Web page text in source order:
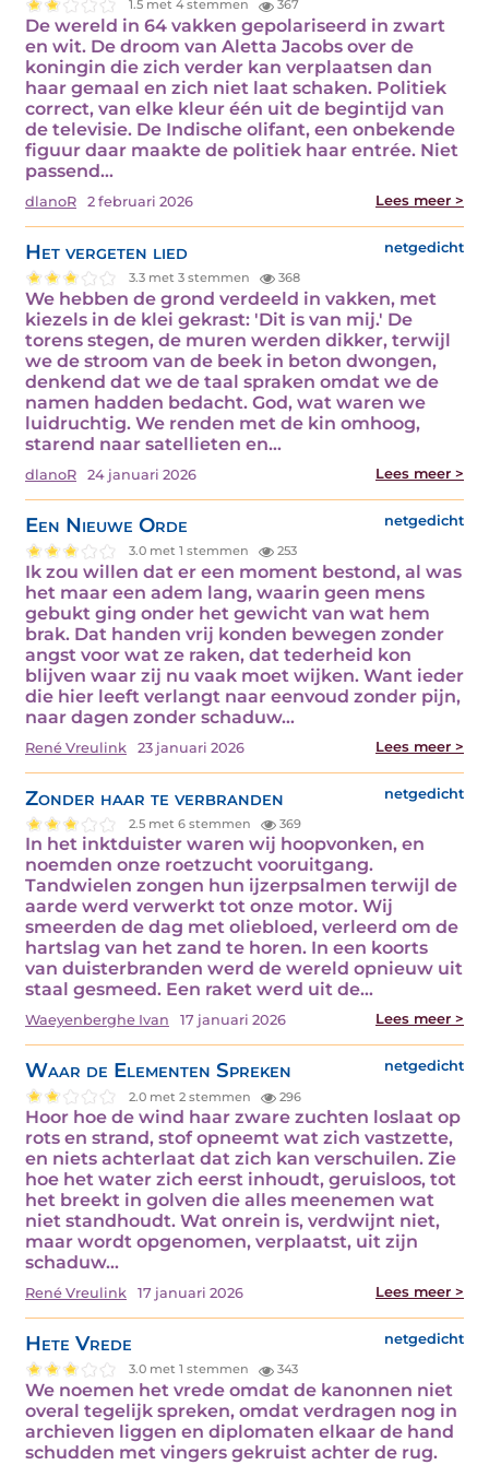
1.5 met 4 stemmen 367
De wereld in 64 vakken gepolariseerd in zwart
en wit. De droom van Aletta Jacobs over de
koningin die zich verder kan verplaatsen dan
haar gemaal en zich niet laat schaken. Politiek
correct, van elke kleur één uit de begintijd van
de televisie. De Indische olifant, een onbekende
figuur daar maakte de politiek haar entrée. Niet
passend…
dlanoR 2 februari 2026 Lees meer >
Het vergeten lied netgedicht
3.3 met 3 stemmen 368
We hebben de grond verdeeld in vakken, met
kiezels in de klei gekrast: 'Dit is van mij.' De
torens stegen, de muren werden dikker, terwijl
we de stroom van de beek in beton dwongen,
denkend dat we de taal spraken omdat we de
namen hadden bedacht. God, wat waren we
luidruchtig. We renden met de kin omhoog,
starend naar satellieten en…
dlanoR 24 januari 2026 Lees meer >
Een Nieuwe Orde netgedicht
3.0 met 1 stemmen 253
Ik zou willen dat er een moment bestond, al was
het maar een adem lang, waarin geen mens
gebukt ging onder het gewicht van wat hem
brak. Dat handen vrij konden bewegen zonder
angst voor wat ze raken, dat tederheid kon
blijven waar zij nu vaak moet wijken. Want ieder
die hier leeft verlangt naar eenvoud zonder pijn,
naar dagen zonder schaduw…
René Vreulink 23 januari 2026 Lees meer >
Zonder haar te verbranden netgedicht
2.5 met 6 stemmen 369
In het inktduister waren wij hoopvonken, en
noemden onze roetzucht vooruitgang.
Tandwielen zongen hun ijzerpsalmen terwijl de
aarde werd verwerkt tot onze motor. Wij
smeerden de dag met oliebloed, verleerd om de
hartslag van het zand te horen. In een koorts
van duisterbranden werd de wereld opnieuw uit
staal gesmeed. Een raket werd uit de…
Waeyenberghe Ivan 17 januari 2026 Lees meer >
Waar de Elementen Spreken netgedicht
2.0 met 2 stemmen 296
Hoor hoe de wind haar zware zuchten loslaat op
rots en strand, stof opneemt wat zich vastzette,
en niets achterlaat dat zich kan verschuilen. Zie
hoe het water zich eerst inhoudt, geruisloos, tot
het breekt in golven die alles meenemen wat
niet standhoudt. Wat onrein is, verdwijnt niet,
maar wordt opgenomen, verplaatst, uit zijn
schaduw…
René Vreulink 17 januari 2026 Lees meer >
Hete Vrede netgedicht
3.0 met 1 stemmen 343
We noemen het vrede omdat de kanonnen niet
overal tegelijk spreken, omdat verdragen nog in
archieven liggen en diplomaten elkaar de hand
schudden met vingers gekruist achter de rug.